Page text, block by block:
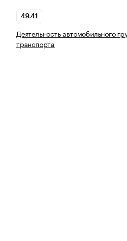
49.41
Деятельность автомобильного
транспорта